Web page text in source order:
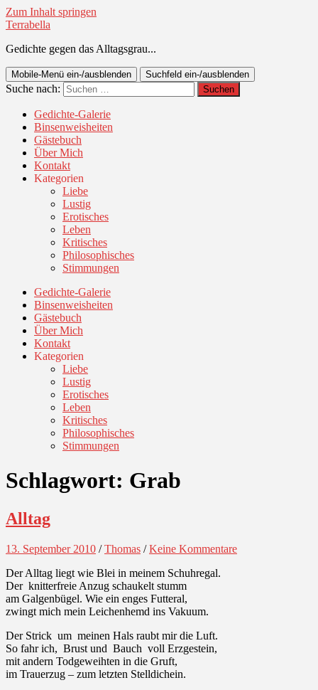
Zum Inhalt springen
Terrabella
Gedichte gegen das Alltagsgrau...
Mobile-Menü ein-/ausblenden Suchfeld ein-/ausblenden
Suche nach:
Gedichte-Galerie
Binsenweisheiten
Gästebuch
Über Mich
Kontakt
Kategorien
Liebe
Lustig
Erotisches
Leben
Kritisches
Philosophisches
Stimmungen
Gedichte-Galerie
Binsenweisheiten
Gästebuch
Über Mich
Kontakt
Kategorien
Liebe
Lustig
Erotisches
Leben
Kritisches
Philosophisches
Stimmungen
Schlagwort: Grab
Alltag
13. September 2010 /Thomas /Keine Kommentare
Der Alltag liegt wie Blei in meinem Schuhregal.
Der knitterfreie Anzug schaukelt stumm
am Galgenbügel. Wie ein enges Futteral,
zwingt mich mein Leichenhemd ins Vakuum.
Der Strick um meinen Hals raubt mir die Luft.
So fahr ich, Brust und Bauch voll Erzgestein,
mit andern Todgeweihten in die Gruft,
im Trauerzug – zum letzten Stelldichein.